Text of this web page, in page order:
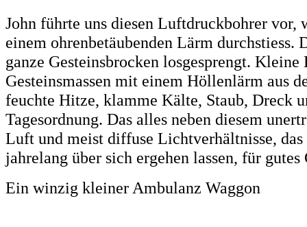
John führte uns diesen Luftdruckbohrer vor,
einem ohrenbetäubenden Lärm durchstiess.
ganze Gesteinsbrocken losgesprengt.
Gesteinsmassen mit einem Höllenlärm aus
feuchte Hitze, klamme Kälte, Staub, Dreck
Tagesordnung. Das alles neben diesem
Luft und meist diffuse Lichtverhältnisse, das
jahrelang über sich ergehen lassen, für
Ein winzig kleiner Ambulanz Waggon